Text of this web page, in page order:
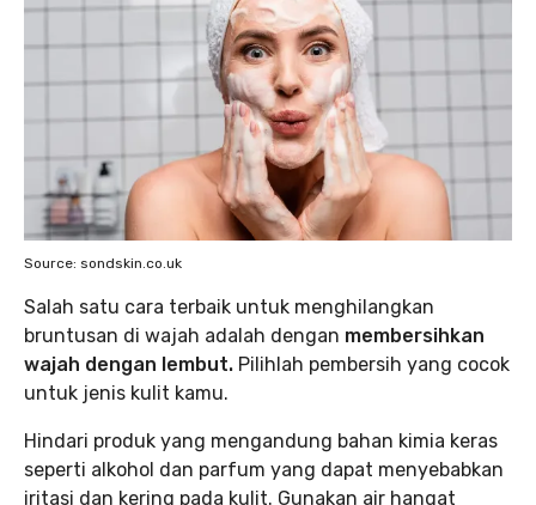
Source: sondskin.co.uk
Salah satu cara terbaik untuk menghilangkan
bruntusan di wajah adalah dengan membersihkan
wajah dengan lembut. Pilihlah pembersih yang cocok
untuk jenis kulit kamu.
Hindari produk yang mengandung bahan kimia keras
seperti alkohol dan parfum yang dapat menyebabkan
iritasi dan kering pada kulit. Gunakan air hangat